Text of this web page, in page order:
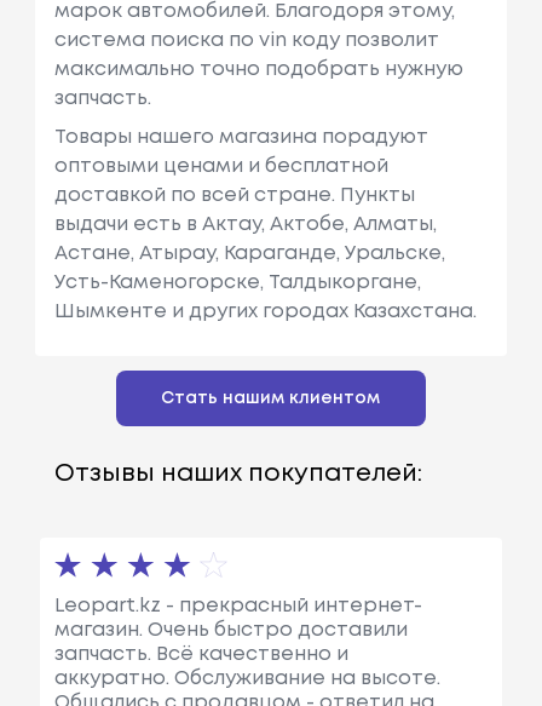
марок автомобилей. Благодоря этому,
система поиска по vin коду позволит
максимально точно подобрать нужную
запчасть.
Товары нашего магазина порадуют
оптовыми ценами и бесплатной
доставкой по всей стране. Пункты
выдачи есть в Актау, Актобе, Алматы,
Астане, Атырау, Караганде, Уральске,
Усть-Каменогорске, Талдыкоргане,
Шымкенте и других городах Казахстана.
Стать нашим клиентом
Отзывы наших покупателей:
Leopart.kz - прекрасный интернет-
магазин. Очень быстро доставили
запчасть. Всё качественно и
аккуратно. Обслуживание на высоте.